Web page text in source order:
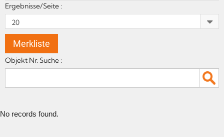
Ergebnisse/Seite :
Merkliste
Objekt Nr. Suche :
No records found.